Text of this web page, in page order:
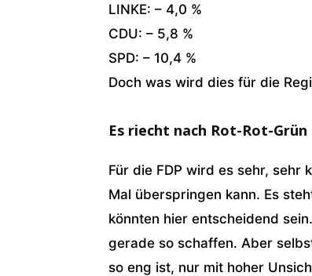
LINKE: – 4,0 %
CDU: – 5,8 %
SPD: – 10,4 %
Doch was wird dies für die
Es riecht nach Rot-Rot-Grün
Für die FDP wird es sehr,
Mal überspringen kann. Es
könnten hier entscheidend
gerade so schaffen. Aber
so eng ist, nur mit hoher